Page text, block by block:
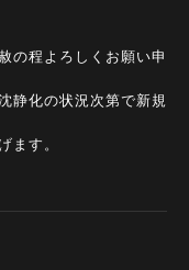
の程よろしくお願い申
静化の状況次第で新規
ます。